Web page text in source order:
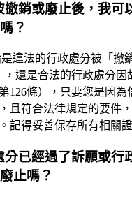
撤銷或廢止後，我可
？
違法的行政處分被「撤
，還是合法的行政處分因
126條），只要您是因
且符合法律規定的要件
記得妥善保存所有相關
已經過了訴願或行
止嗎？